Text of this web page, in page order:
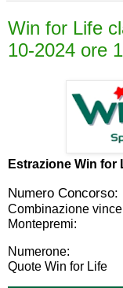
Win for Life
10-2024 ore
Estrazione Win for
Numero Concorso:
Combinazione
Montepremi:
Numerone:
Quote Win for Life